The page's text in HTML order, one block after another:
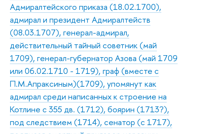
Адмиралтейского приказа (18.02.1700),
адмирал и президент Адмиралтейств
(08.03.1707), генерал-адмирал,
действительный тайный советник (май
1709), генерал-губернатор Азова (май 1709
или 06.02.1710 - 1719), граф (вместе с
П.М.Апраксиным)(1709), упомянут как
адмирал среди написанных к строение на
Котлине с 355 дв. (1712), боярин (1713?),
под следствием (1714), сенатор (с 1717),